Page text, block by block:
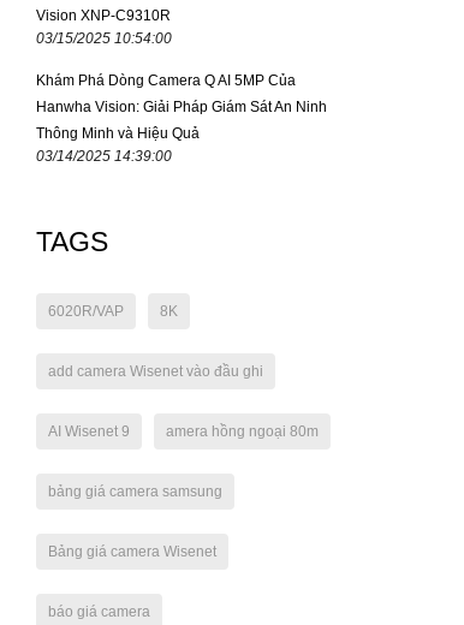
Vision XNP-C9310R
03/15/2025 10:54:00
Khám Phá Dòng Camera Q AI 5MP Của
Hanwha Vision: Giải Pháp Giám Sát An Ninh
Thông Minh và Hiệu Quả
03/14/2025 14:39:00
TAGS
6020R/VAP 8K
add camera Wisenet vào đầu ghi
AI Wisenet 9 amera hồng ngoại 80m
bảng giá camera samsung
Bảng giá camera Wisenet
báo giá camera